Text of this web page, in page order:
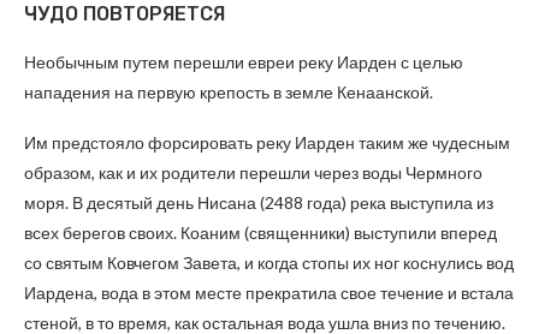
ЧУДО ПОВТОРЯЕТСЯ
Необычным путем перешли евреи реку Иарден с целью
нападения на первую крепость в земле Кенаанской.
Им предстояло форсировать реку Иарден таким же чудесным
образом, как и их родители перешли через воды Чермного
моря. В десятый день Нисана (2488 года) река выступила из
всех берегов своих. Коаним (священники) выступили вперед
со святым Ковчегом Завета, и когда стопы их ног коснулись вод
Иардена, вода в этом месте прекратила свое течение и встала
стеной, в то время, как остальная вода ушла вниз по течению.